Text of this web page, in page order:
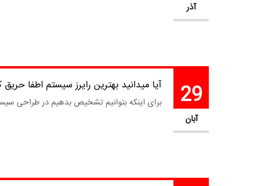
آذر
29
آبان
آیا میدانید بهترین رایرز سیستم اطفا
برای اینکه بتوانیم تشخیص بدهیم در طراحی